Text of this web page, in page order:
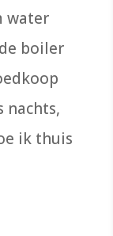
water
boiler
nachts,
ik thuis